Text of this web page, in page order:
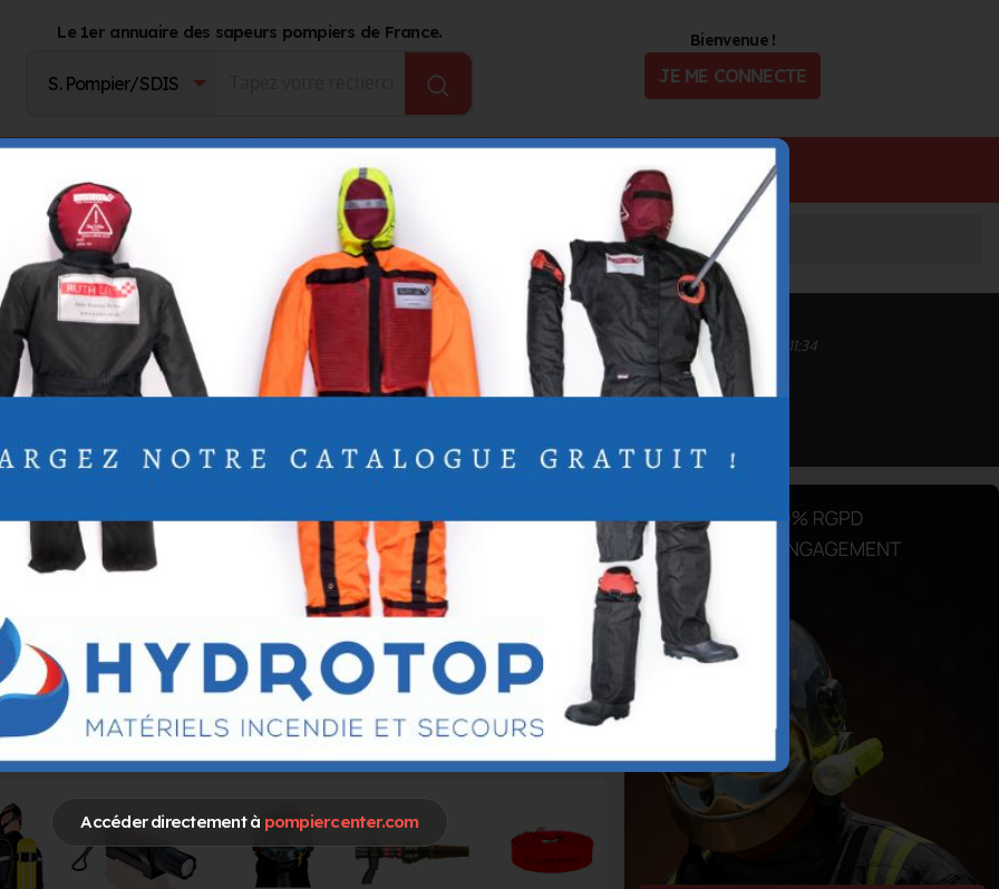
Accéder directement à pompiercenter.com
Le 1er annuaire des sapeurs pompiers de France. Bienvenue !
JE ME CONNECTE
Journal d'actualité Offres d'Emploi
THIERRY
Inscrit depuis le 16/04/2024 à 11:34
Informations mises à jour le 16/04/2024 à 11:34